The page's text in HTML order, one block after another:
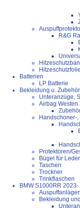
R&G
Hitzeschutzfolie
Batterien
LP Batterie
Bekleidung u. Zubehör
Unteranzüge,
Airbag Westen
Handschoner-
Protektoren/
Bügel für
Taschen
Trockner
Trinkflaschen
BMW S1000RR 2023-
Auspuffanlagen
Bekleidung